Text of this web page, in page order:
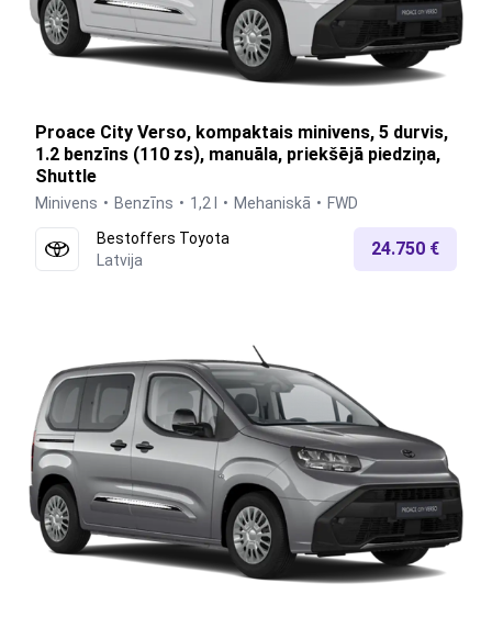
Proace City Verso, kompaktais minivens, 5 durvis,
1.2 benzīns (110 zs), manuāla, priekšējā piedziņa,
Shuttle
Minivens Benzīns 1,2 l Mehaniskā
FWD
Bestoffers Toyota
Latvija
24.750 €